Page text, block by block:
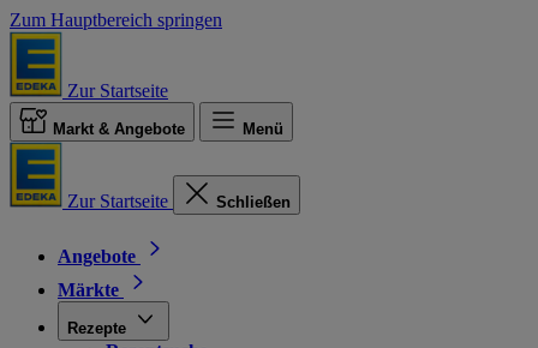
Zum Hauptbereich springen
Zur Startseite
Markt & Angebote Menü
Zur Startseite Schließen
Angebote
Märkte
Rezepte